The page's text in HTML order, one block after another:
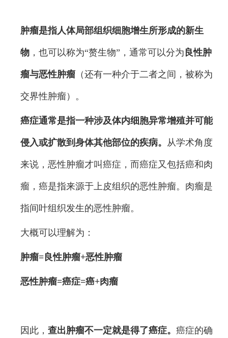
肿瘤是指人体局部组织细胞增生所形成的新生
物 ，也可以称为“赘生物”，通常可以分为 良性肿
瘤与恶性肿瘤 （还有一种介于二者之间，被称为
交界性肿瘤）。
癌症通常是指一种涉及体内细胞异常增殖并可能
侵入或扩散到身体其他部位的疾病。 从学术角度
来说，恶性肿瘤才叫癌症，而癌症又包括癌和肉
瘤，癌是指来源于上皮组织的恶性肿瘤。肉瘤是
指间叶组织发生的恶性肿瘤。
大概可以理解为：
肿瘤=良性肿瘤+恶性肿瘤
恶性肿瘤=癌症=癌+肉瘤
因此， 查出肿瘤不一定就是得了癌症。 癌症的确